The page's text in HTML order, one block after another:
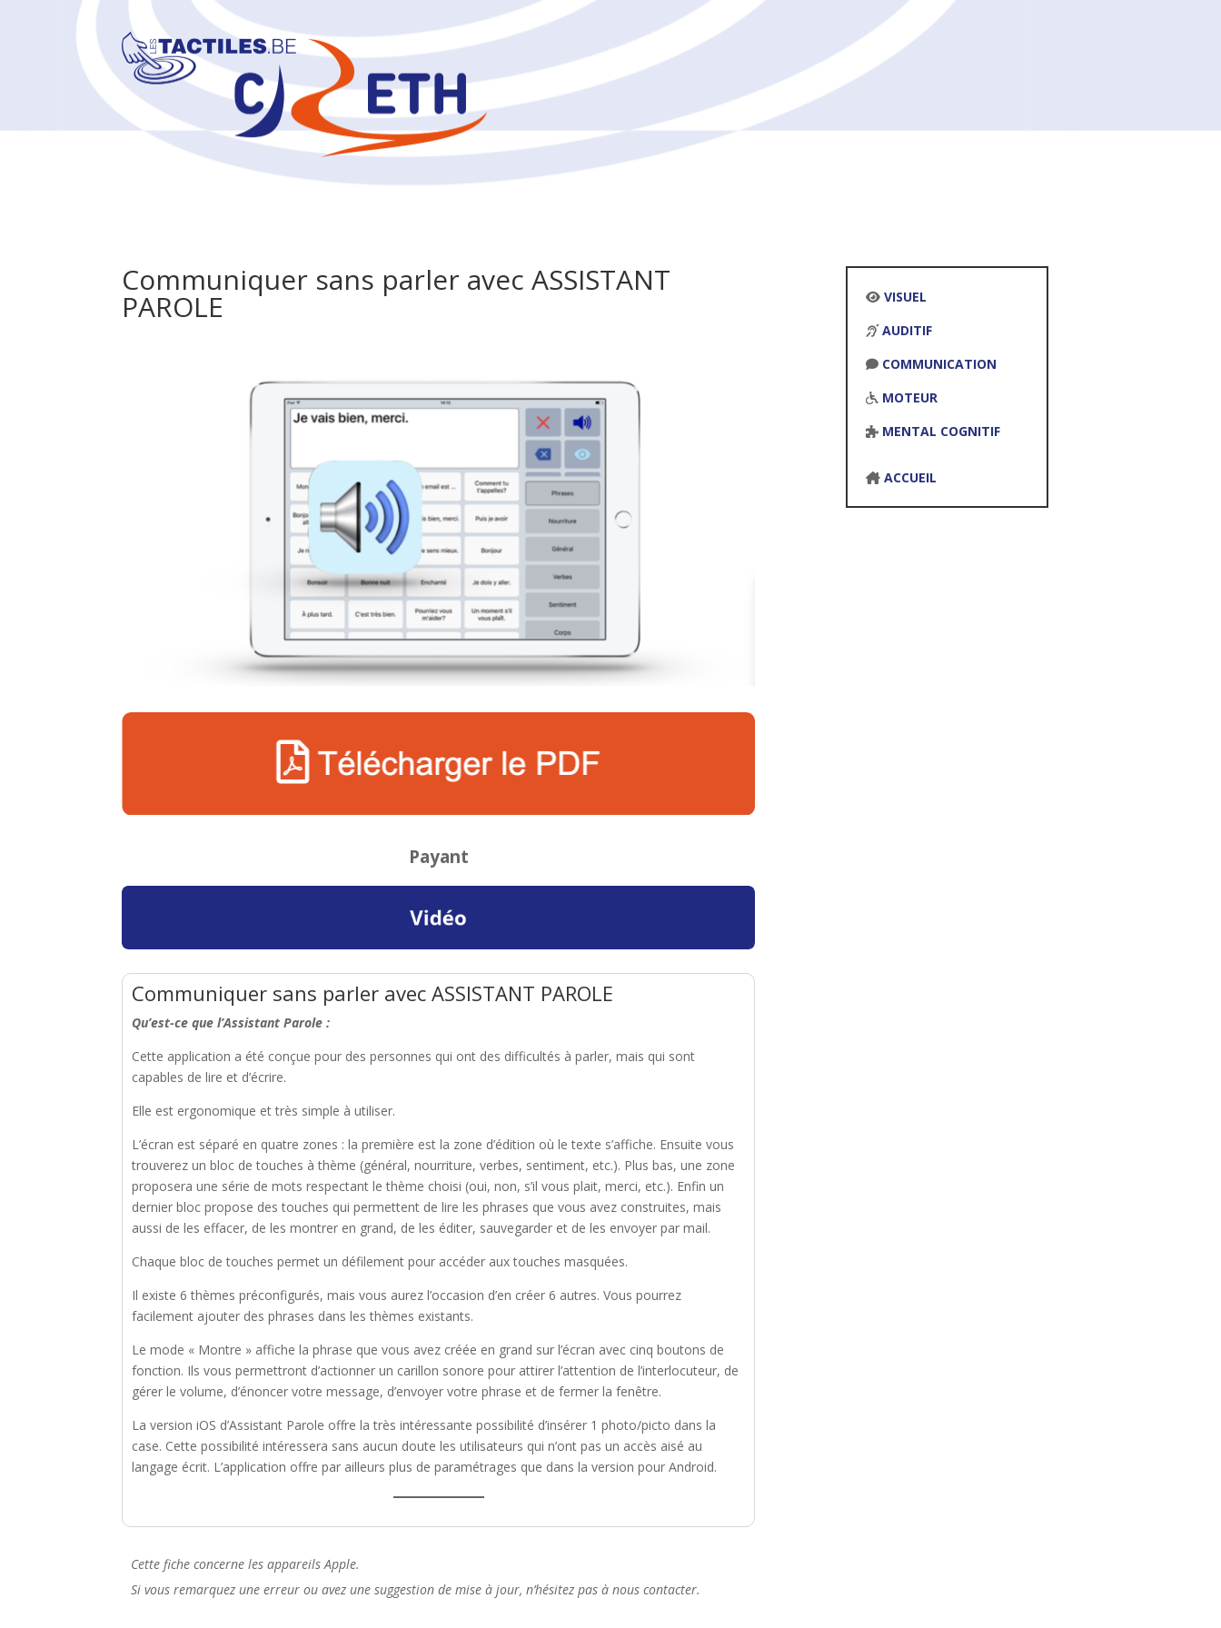
Communiquer sans parler avec ASSISTANT
PAROLE
VISUEL
AUDITIF
COMMUNICATION
MOTEUR
MENTAL COGNITIF
ACCUEIL
Payant
Communiquer sans parler avec ASSISTANT PAROLE
Qu’est-ce que l’Assistant Parole :
Cette application a été conçue pour des personnes qui ont des difficultés à parler, mais qui sont
capables de lire et d’écrire.
Elle est ergonomique et très simple à utiliser.
L’écran est séparé en quatre zones : la première est la zone d’édition où le texte s’affiche. Ensuite vous
trouverez un bloc de touches à thème (général, nourriture, verbes, sentiment, etc.). Plus bas, une zone
proposera une série de mots respectant le thème choisi (oui, non, s’il vous plait, merci, etc.). Enfin un
dernier bloc propose des touches qui permettent de lire les phrases que vous avez construites, mais
aussi de les effacer, de les montrer en grand, de les éditer, sauvegarder et de les envoyer par mail.
Chaque bloc de touches permet un défilement pour accéder aux touches masquées.
Il existe 6 thèmes préconfigurés, mais vous aurez l’occasion d’en créer 6 autres. Vous pourrez
facilement ajouter des phrases dans les thèmes existants.
Le mode « Montre » affiche la phrase que vous avez créée en grand sur l’écran avec cinq boutons de
fonction. Ils vous permettront d’actionner un carillon sonore pour attirer l’attention de l’interlocuteur, de
gérer le volume, d’énoncer votre message, d’envoyer votre phrase et de fermer la fenêtre.
La version iOS d’Assistant Parole offre la très intéressante possibilité d’insérer 1 photo/picto dans la
case. Cette possibilité intéressera sans aucun doute les utilisateurs qui n’ont pas un accès aisé au
langage écrit. L’application offre par ailleurs plus de paramétrages que dans la version pour Android.
Cette fiche concerne les appareils Apple.
Si vous remarquez une erreur ou avez une suggestion de mise à jour, n’hésitez pas à nous contacter.